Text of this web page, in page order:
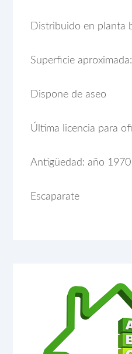
Distribuido en planta
Superficie
Dispone de aseo
Última licencia para
Antigüedad: año 1970
Escaparate